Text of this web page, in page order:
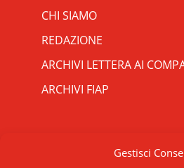
Gestisci
CHI SIAMO
REDAZIONE
ARCHIVI LETTERA AI
ARCHIVI FIAP
+A